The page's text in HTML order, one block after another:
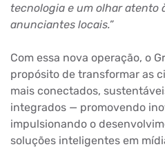
tecnologia e um olhar atento
anunciantes locais.”
Com essa nova operação, o
propósito de transformar as
mais conectados,
integrados — promovendo
impulsionando o
soluções inteligentes em